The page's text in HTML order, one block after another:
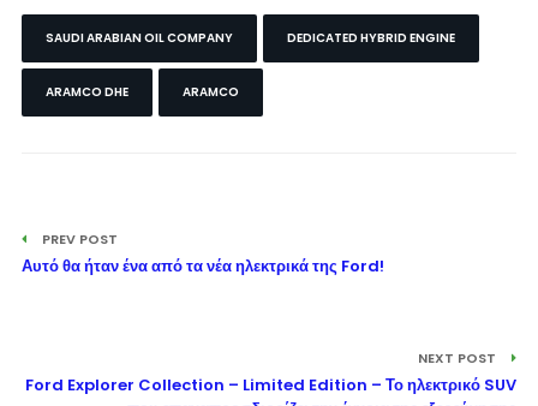
SAUDI ARABIAN OIL COMPANY DEDICATED HYBRID ENGINE
ARAMCO DHE ARAMCO
PREV POST
Αυτό θα ήταν ένα από τα νέα ηλεκτρικά της Ford!
NEXT POST
Ford Explorer Collection – Limited Edition – Το ηλεκτρικό SUV